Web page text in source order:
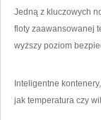
Jedną z ⁣kluczowych
floty zaawansowanej
wyższy poziom
Inteligentne
jak ⁤temperatura czy